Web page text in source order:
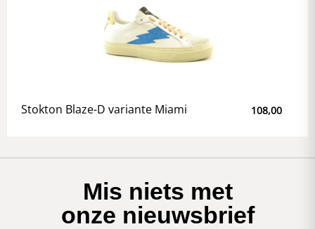
Stokton Blaze-D variante Miami 108,00
Mis niets met
onze nieuwsbrief